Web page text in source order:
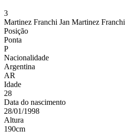
3
Martinez Franchi Jan Martinez Franchi
Posição
Ponta
P
Nacionalidade
Argentina
AR
Idade
28
Data do nascimento
28/01/1998
Altura
190cm